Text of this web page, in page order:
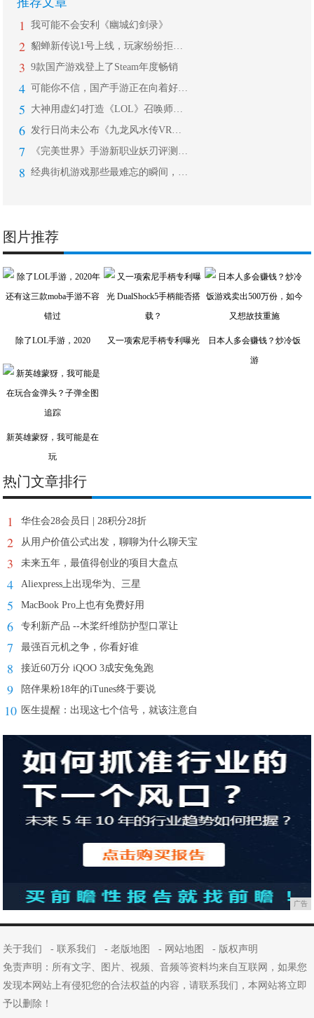
1 我可能不会安利《幽城幻剑录》
2 貂蝉新传说1号上线，玩家纷纷拒绝入手
3 9款国产游戏登上了Steam年度畅销
4 可能你不信，国产手游正在向着好的方向
5 大神用虚幻4打造《LOL》召唤师峡谷
6 发行日尚未公布《九龙风水传VR：朱雀
7 《完美世界》手游新职业妖刃评测：浮现
8 经典街机游戏那些最难忘的瞬间，无数老
图片推荐
除了LOL手游，2020 又一项索尼手柄专利曝光
日本人多会赚钱？炒冷饭
游
新英雄蒙犽，我可能是在
玩
热门文章排行
1 华住会28会员日 | 28积分28折
2 从用户价值公式出发，聊聊为什么聊天宝
3 未来五年，最值得创业的项目大盘点
4 Aliexpress上出现华为、三星
5 MacBook Pro上也有免费好用
6 专利新产品 --木桨纤维防护型口罩让
7 最强百元机之争，你看好谁
8 接近60万分 iQOO 3成安兔兔跑
9 陪伴果粉18年的iTunes终于要说
10 医生提醒：出现这七个信号，就该注意自
广告
关于我们 -联系我们 -老版地图 - 网站地图 - 版权声明
免责声明：所有文字、图片、视频、音频等资料均来自互联网，如果您
发现本网站上有侵犯您的合法权益的内容，请联系我们，本网站将立即
予以删除！